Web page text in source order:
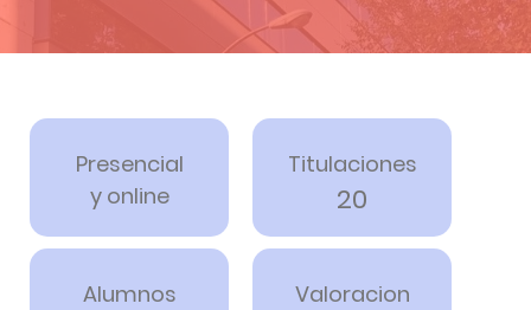
Presencial
y online
Titulaciones
20
Alumnos Valoracion